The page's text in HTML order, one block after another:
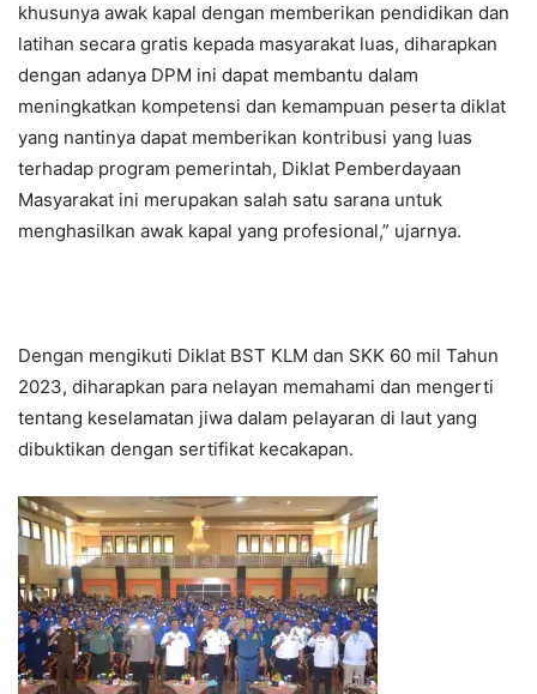
khusunya awak kapal dengan memberikan pendidikan dan
latihan secara gratis kepada masyarakat luas, diharapkan
dengan adanya DPM ini dapat membantu dalam
meningkatkan kompetensi dan kemampuan peserta diklat
yang nantinya dapat memberikan kontribusi yang luas
terhadap program pemerintah, Diklat Pemberdayaan
Masyarakat ini merupakan salah satu sarana untuk
menghasilkan awak kapal yang profesional,” ujarnya.
Dengan mengikuti Diklat BST KLM dan SKK 60 mil Tahun
2023, diharapkan para nelayan memahami dan mengerti
tentang keselamatan jiwa dalam pelayaran di laut yang
dibuktikan dengan sertifikat kecakapan.